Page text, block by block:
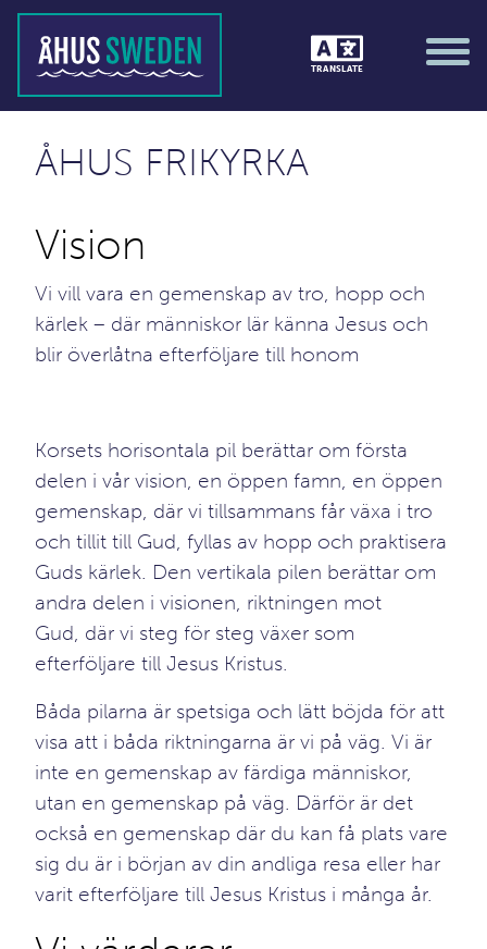
TRANSLATE
ÅHUS FRIKYRKA
Vision
Vi vill vara en gemenskap av tro, hopp och
kärlek – där människor lär känna Jesus och
blir överlåtna efterföljare till honom
Korsets horisontala pil berättar om första
delen i vår vision, en öppen famn, en öppen
gemenskap, där vi tillsammans får växa i tro
och tillit till Gud, fyllas av hopp och praktisera
Guds kärlek. Den vertikala pilen berättar om
andra delen i visionen, riktningen mot
Gud, där vi steg för steg växer som
efterföljare till Jesus Kristus.
Båda pilarna är spetsiga och lätt böjda för att
visa att i båda riktningarna är vi på väg. Vi är
inte en gemenskap av färdiga människor,
utan en gemenskap på väg. Därför är det
också en gemenskap där du kan få plats vare
sig du är i början av din andliga resa eller har
varit efterföljare till Jesus Kristus i många år.